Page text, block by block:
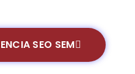
SEO SEM